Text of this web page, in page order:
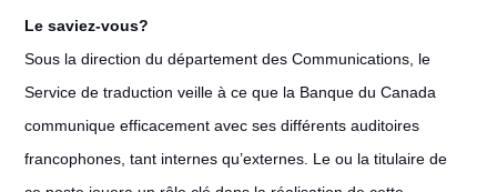
Le saviez-vous?
Sous la direction du département des Communications, le
Service de traduction veille à ce que la Banque du Canada
communique efficacement avec ses différents auditoires
francophones, tant internes qu’externes. Le ou la titulaire de